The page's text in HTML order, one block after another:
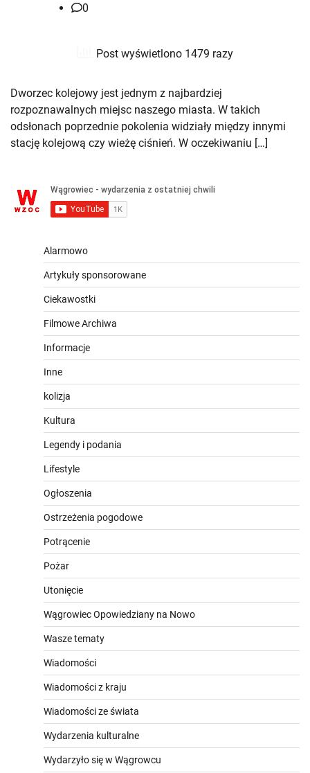
0
Post wyświetlono 1479 razy
Dworzec kolejowy jest jednym z najbardziej
rozpoznawalnych miejsc naszego miasta. W takich
odsłonach poprzednie pokolenia widziały między innymi
stację kolejową czy wieżę ciśnień. W oczekiwaniu […]
Alarmowo
Artykuły sponsorowane
Ciekawostki
Filmowe Archiwa
Informacje
Inne
kolizja
Kultura
Legendy i podania
Lifestyle
Ogłoszenia
Ostrzeżenia pogodowe
Potrącenie
Pożar
Utonięcie
Wągrowiec Opowiedziany na Nowo
Wasze tematy
Wiadomości
Wiadomości z kraju
Wiadomości ze świata
Wydarzenia kulturalne
Wydarzyło się w Wągrowcu